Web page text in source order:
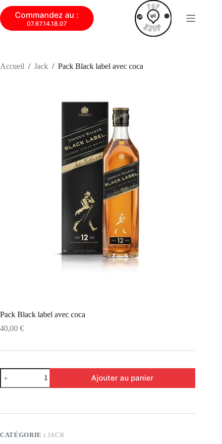
Commandez au :
07.67.14.18.07
Accueil / Jack / Pack Black label avec coca
Pack Black label avec coca
40,00 €
Ajouter au panier
CATÉGORIE : JACK